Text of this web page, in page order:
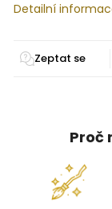
Detailní
Zeptat se
Proč